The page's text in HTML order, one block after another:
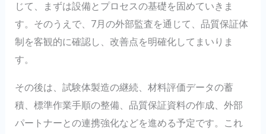
じて、まずは設備とプロセスの基礎を固めていきま
す。そのうえで、7月の外部監査を通じて、品質保証体
制を客観的に確認し、改善点を明確化してまいりま
す。
その後は、試験体製造の継続、材料評価データの蓄
積、標準作業手順の整備、品質保証資料の作成、外部
パートナーとの連携強化などを進める予定です。これ